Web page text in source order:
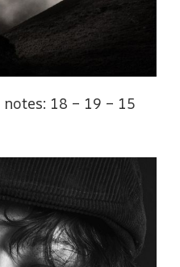
notes: 18 – 19 – 15